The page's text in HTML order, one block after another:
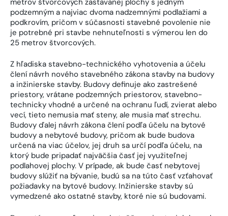
podzemným a najviac dvoma nadzemnými podlažiami a
podkrovím, pričom v súčasnosti stavebné povolenie nie
je potrebné pri stavbe nehnuteľnosti s výmerou len do
25 metrov štvorcových.
Z hľadiska stavebno-technického vyhotovenia a účelu
člení návrh nového stavebného zákona stavby na budovy
a inžinierske stavby. Budovy definuje ako zastrešené
priestory, vrátane podzemných priestorov, stavebno-
technicky vhodné a určené na ochranu ľudí, zvierat alebo
vecí, tieto nemusia mať steny, ale musia mať strechu.
Budovy ďalej návrh zákona člení podľa účelu na bytové
budovy a nebytové budovy, pričom ak bude budova
určená na viac účelov, jej druh sa určí podľa účelu, na
ktorý bude pripadať najväčšia časť jej využiteľnej
podlahovej plochy. V prípade, ak bude časť nebytovej
budovy slúžiť na bývanie, budú sa na túto časť vzťahovať
požiadavky na bytové budovy. Inžinierske stavby sú
vymedzené ako ostatné stavby, ktoré nie sú budovami.